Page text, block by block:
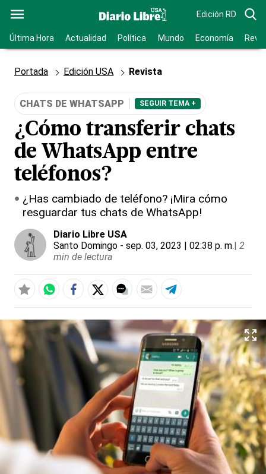
Edición RD
Última Hora Actualidad Política Mundo Economía
Portada Edición USA Revista
CHATS DE WHATSAPP SEGUIR TEMA +
¿Cómo transferir chats
de WhatsApp entre
teléfonos?
¿Has cambiado de teléfono? ¡Mira cómo
resguardar tus chats de WhatsApp!
Diario Libre USA
Santo Domingo - sep. 03, 2023 | 02:38 p. m.| 2
min de lectura